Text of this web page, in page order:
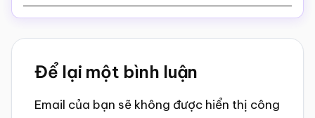
Reader
Interactions
Để lại một bình luận
Email của bạn sẽ không được hiển thị công